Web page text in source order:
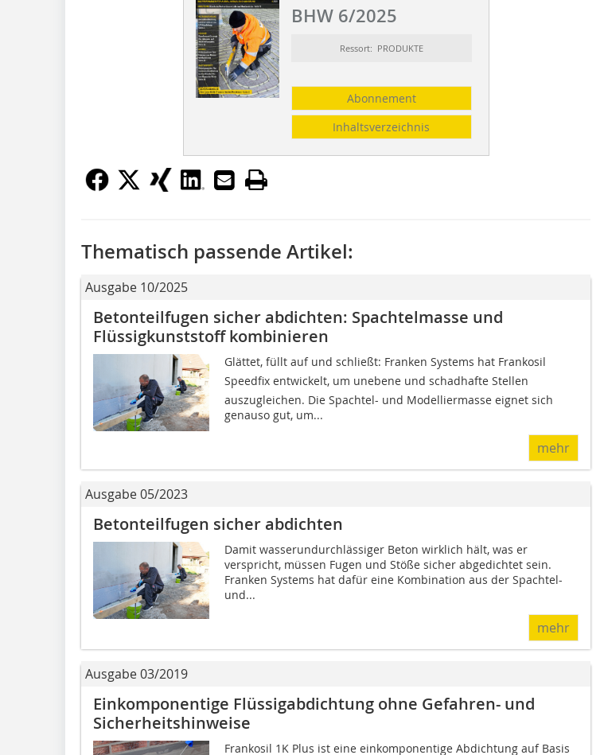
BHW 6/2025
Ressort: PRODUKTE
Abonnement
Inhaltsverzeichnis
Thematisch passende Artikel:
Ausgabe 10/2025
Betonteilfugen sicher abdichten: Spachtelmasse und
Flüssigkunststoff kombinieren
Glättet, füllt auf und schließt: Franken Systems hat Frankosil
Speedfix entwickelt, um unebene und schadhafte Stellen
auszugleichen. Die Spachtel- und Modelliermasse eignet sich
genauso gut, um...
mehr
Ausgabe 05/2023
Betonteilfugen sicher abdichten
Damit wasserundurchlässiger Beton wirklich hält, was er
verspricht, müssen Fugen und Stöße sicher abgedichtet sein.
Franken Systems hat dafür eine Kombination aus der Spachtel-
und...
mehr
Ausgabe 03/2019
Einkomponentige Flüssigabdichtung ohne Gefahren- und
Sicherheitshinweise
Frankosil 1K Plus ist eine einkomponentige Abdichtung auf Basis